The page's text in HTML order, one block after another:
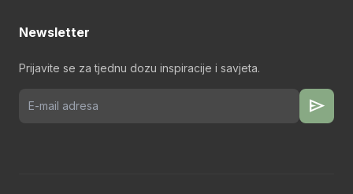
Newsletter
Prijavite se za tjednu dozu inspiracije i savjeta.
send